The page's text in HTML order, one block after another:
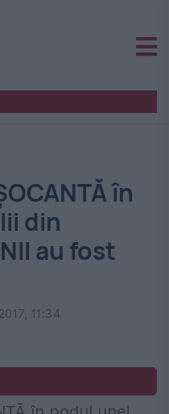
în
din
au fost
11:34